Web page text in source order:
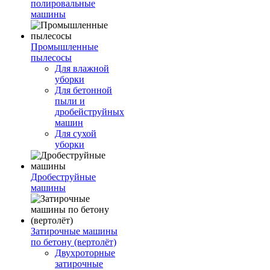
полировальные
машины
Промышленные
пылесосы
Для влажной
уборки
Для бетонной
пыли и
дробейструйных
машин
Для сухой
уборки
Дробеструйные
машины
Затирочные машины
по бетону (вертолёт)
Двухроторные
затирочные